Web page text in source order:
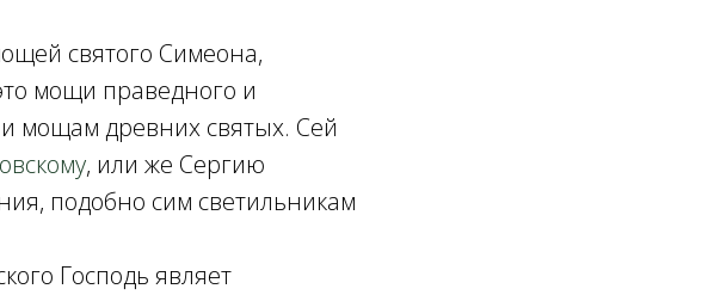
святого Симеона,
мощи праведного и
мощам древних святых. Сей
, или же Сергию
подобно сим светильникам
Господь являет